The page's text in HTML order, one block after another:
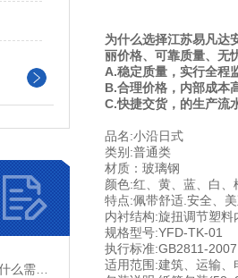
为什么选择江苏易凡达
丽价格、可靠质量、无
A.稳定质量，实行全程
B.合理价格，内部成本
C.快捷交货，的生产流
品名:小沿日式
类别:普通类
材质：玻璃钢
颜色:红、黄、蓝、白
特点:佩带舒适.安全、
内衬结构:旋扭调节塑
规格型号:YFD-TK-01
执行标准:GB2811-2007
适用范围:建筑、运输